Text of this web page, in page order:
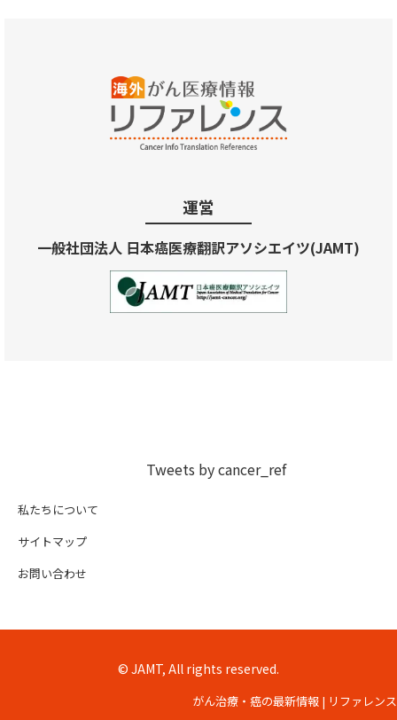
運営
一般社団法人 日本癌医療翻訳アソシエイツ(JAMT)
Tweets by cancer_ref
私たちについて
サイトマップ
お問い合わせ
© JAMT, All rights reserved.
がん治療・癌の最新情報 | リファレンス